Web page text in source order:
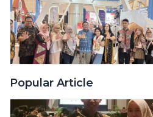
Popular Article